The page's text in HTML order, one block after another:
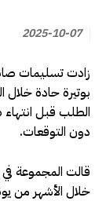
2025-10-07
زادت تسليمات
الطلب قبل انتهاء
دون التوقعات.